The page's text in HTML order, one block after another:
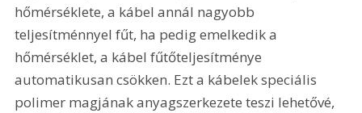
hőmérséklete, a kábel annál nagyobb
teljesítménnyel fűt, ha pedig emelkedik a
hőmérséklet, a kábel fűtőteljesítménye
automatikusan csökken. Ezt a kábelek speciális
polimer magjának anyagszerkezete teszi lehetővé,